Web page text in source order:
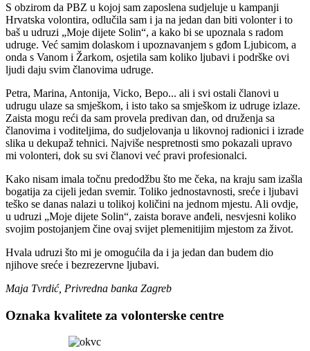
S obzirom da PBZ u kojoj sam zaposlena sudjeluje u kampanji
Hrvatska volontira, odlučila sam i ja na jedan dan biti volonter i to
baš u udruzi „Moje dijete Solin“, a kako bi se upoznala s radom
udruge. Već samim dolaskom i upoznavanjem s gđom Ljubicom, a
onda s Vanom i Žarkom, osjetila sam koliko ljubavi i podrške ovi
ljudi daju svim članovima udruge.
Petra, Marina, Antonija, Vicko, Bepo... ali i svi ostali članovi u
udrugu ulaze sa smješkom, i isto tako sa smješkom iz udruge izlaze.
Zaista mogu reći da sam provela predivan dan, od druženja sa
članovima i voditeljima, do sudjelovanja u likovnoj radionici i izrade
slika u dekupaž tehnici. Najviše nespretnosti smo pokazali upravo
mi volonteri, dok su svi članovi već pravi profesionalci.
Kako nisam imala točnu predodžbu što me čeka, na kraju sam izašla
bogatija za cijeli jedan svemir. Toliko jednostavnosti, sreće i ljubavi
teško se danas nalazi u tolikoj količini na jednom mjestu. Ali ovdje,
u udruzi „Moje dijete Solin“, zaista borave anđeli, nesvjesni koliko
svojim postojanjem čine ovaj svijet plemenitijim mjestom za život.
Hvala udruzi što mi je omogućila da i ja jedan dan budem dio
njihove sreće i bezrezervne ljubavi.
Maja Tvrdić, Privredna banka Zagreb
Oznaka kvalitete za volonterske centre